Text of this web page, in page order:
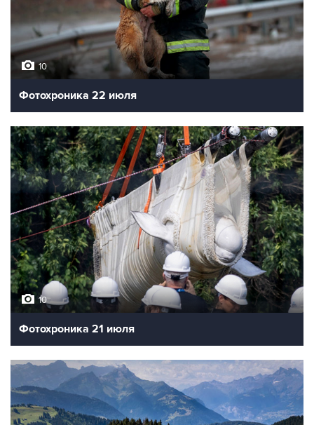
10
Фотохроника 22 июля
10
Фотохроника 21 июля